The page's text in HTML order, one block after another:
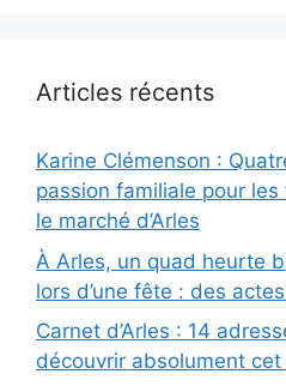
Articles récents
Karine Clémenson :
passion familiale pour
le marché d’Arles
À Arles, un quad heurte
lors d’une fête : des
Carnet d’Arles : 14
découvrir absolument cet